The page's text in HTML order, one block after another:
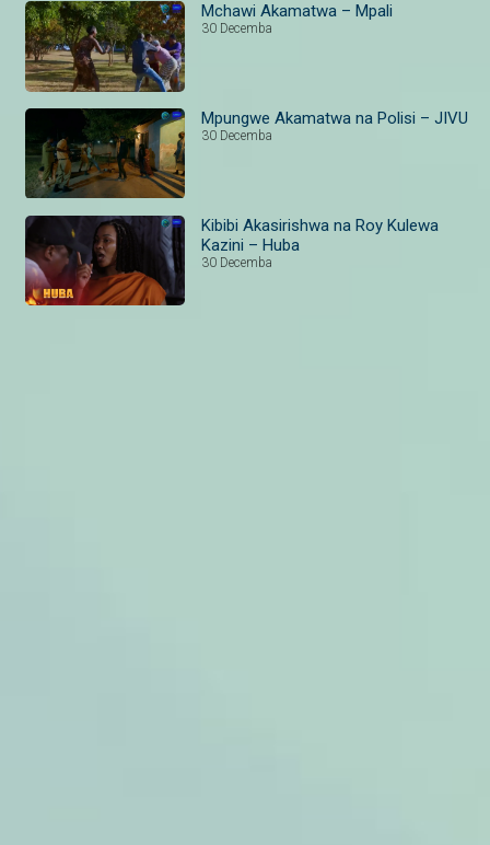
Mchawi Akamatwa – Mpali
30 Decemba
Mpungwe Akamatwa na Polisi – JIVU
30 Decemba
Kibibi Akasirishwa na Roy Kulewa
Kazini – Huba
30 Decemba